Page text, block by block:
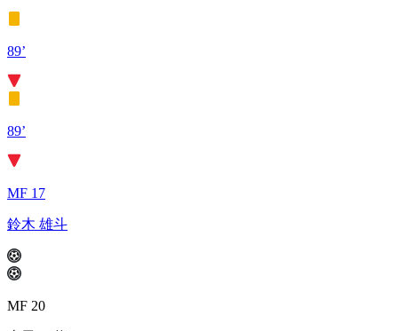
89’
89’
MF 17
鈴木 雄斗
MF 20